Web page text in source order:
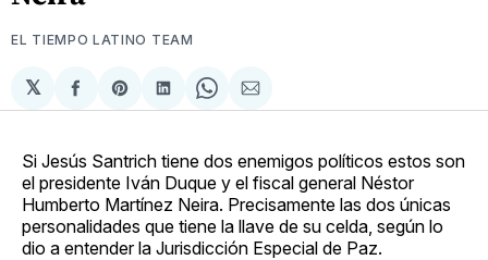
EL TIEMPO LATINO TEAM
𝕏
Compartir
en
Share
on
Compartir
en
Share
on
Compartir
via
Si Jesús Santrich tiene dos enemigos políticos estos son
el presidente Iván Duque y el fiscal general Néstor
Humberto Martínez Neira. Precisamente las dos únicas
personalidades que tiene la llave de su celda, según lo
dio a entender la Jurisdicción Especial de Paz.